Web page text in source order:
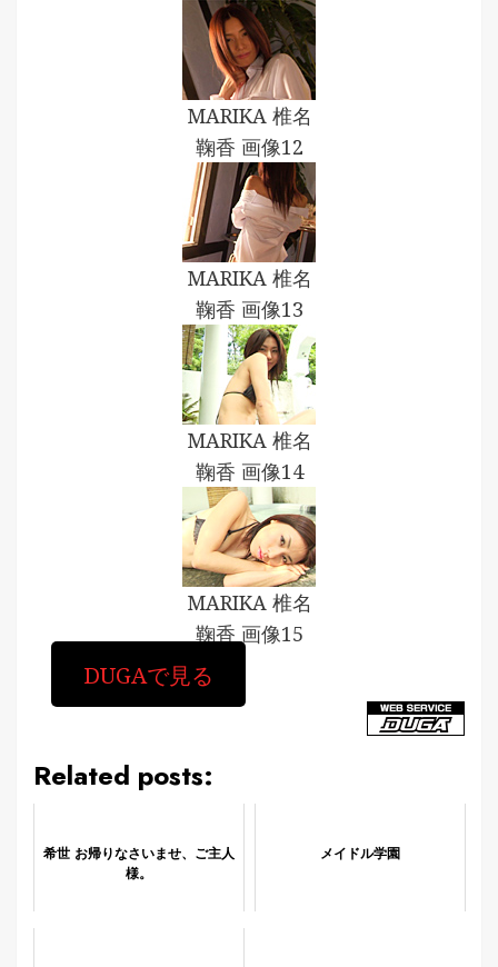
MARIKA 椎名
鞠香 画像12
MARIKA 椎名
鞠香 画像13
MARIKA 椎名
鞠香 画像14
MARIKA 椎名
鞠香 画像15
DUGAで見る
Related posts:
希世 お帰りなさいませ、ご主人
様。
メイドル学園